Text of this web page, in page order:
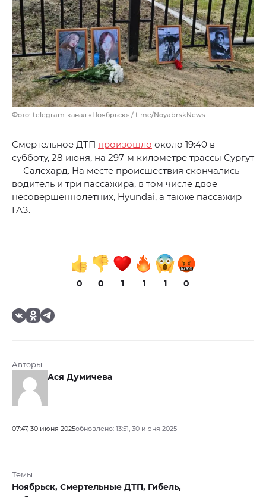
Фото: telegram-канал «Ноябрьск» / t.me/NoyabrskNews
Смертельное ДТП произошло около 19:40 в
субботу, 28 июня, на 297-м километре трассы Сургут
— Салехард. На месте происшествия скончались
водитель и три пассажира, в том числе двое
несовершеннолетних, Hyundai, а также пассажир
ГАЗ.
0 0 1 1 1 0
Авторы
Ася Думичева
07:47, 30 июня 2025обновлено: 13:51, 30 июня 2025
Темы
Ноябрьск, Смертельные ДТП, Гибель,